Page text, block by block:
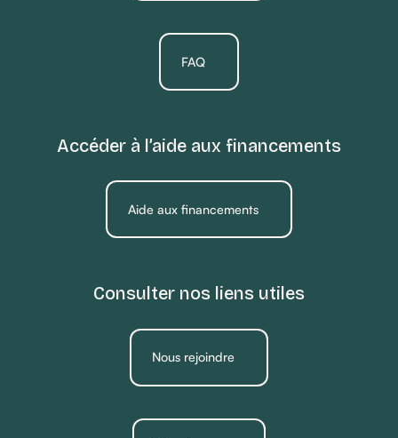
FAQ
Accéder à l’aide aux financements
Aide aux financements
Consulter nos liens utiles
Nous rejoindre